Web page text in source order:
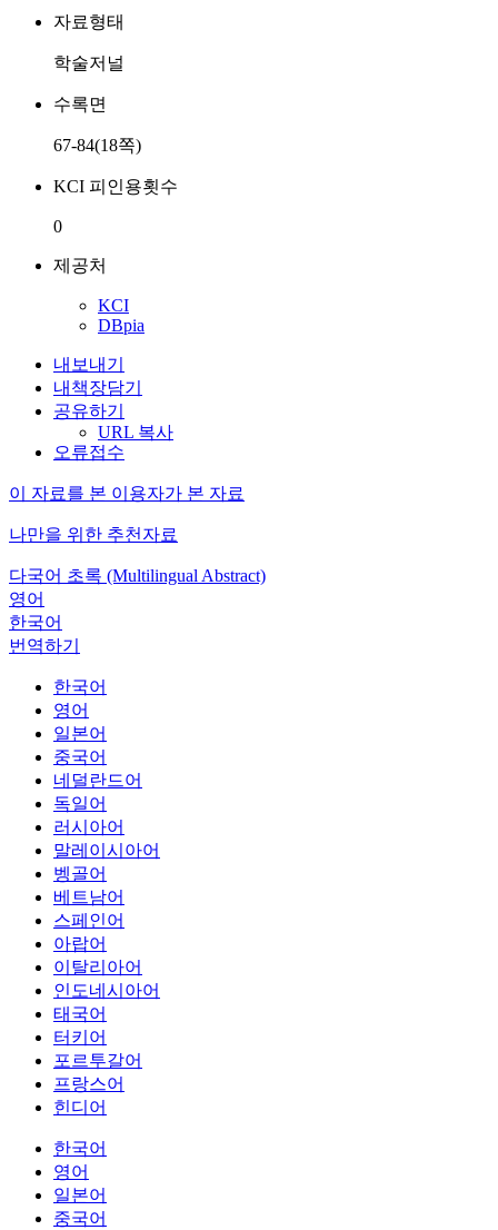
자료형태
학술저널
수록면
67-84(18쪽)
KCI 피인용횟수
0
제공처
KCI
DBpia
내보내기
내책장담기
공유하기
URL 복사
오류접수
이 자료를 본 이용자가 본 자료
나만을 위한 추천자료
다국어 초록 (Multilingual Abstract)
영어
한국어
번역하기
한국어
영어
일본어
중국어
네덜란드어
독일어
러시아어
말레이시아어
벵골어
베트남어
스페인어
아랍어
이탈리아어
인도네시아어
태국어
터키어
포르투갈어
프랑스어
힌디어
한국어
영어
일본어
중국어